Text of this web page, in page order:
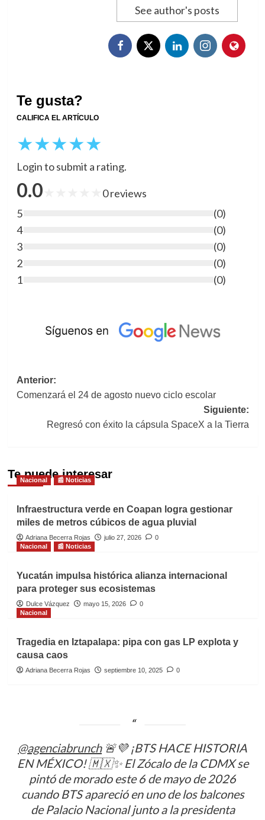
See author's posts
Te gusta?
CALIFICA EL ARTÍCULO
★★★★★
Login to submit a rating.
0.0 0 reviews
5
(0)
4
(0)
3
(0)
2
(0)
1
(0)
Navegación
de
entradas
Anterior:
Comenzará el 24 de agosto nuevo ciclo escolar
Siguiente:
Regresó con éxito la cápsula SpaceX a la Tierra
Te puede interesar
Nacional 📰 Noticias
Infraestructura verde en Coapan logra gestionar
miles de metros cúbicos de agua pluvial
Adriana Becerra Rojas julio 27, 2026
0
Nacional
📰 Noticias
Yucatán impulsa histórica alianza internacional
para proteger sus ecosistemas
Dulce Vázquez mayo 15, 2026
0
Nacional
Tragedia en Iztapalapa: pipa con gas LP explota y
causa caos
Adriana Becerra Rojas septiembre 10, 2025 0
@agenciabrunch🚨💜 ¡BTS HACE HISTORIA
EN MÉXICO! 🇲🇽✨ El Zócalo de la CDMX se
pintó de morado este 6 de mayo de 2026
cuando BTS apareció en uno de los balcones
de Palacio Nacional junto a la presidenta